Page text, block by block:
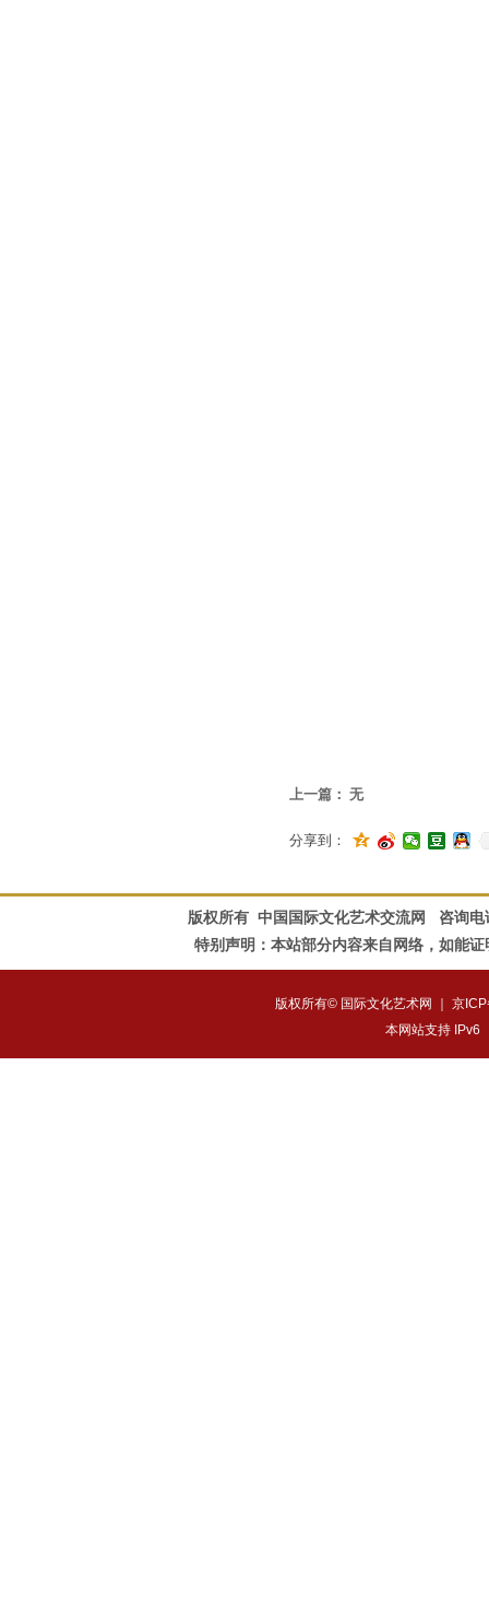
上一篇： 无
分享到：
版权所有 中国国际文化艺术交流网 咨询电
特别声明：本站部分内容来自网络，如能
版权所有© 国际文化艺术网 ｜ 京
本网站支持 IPv6